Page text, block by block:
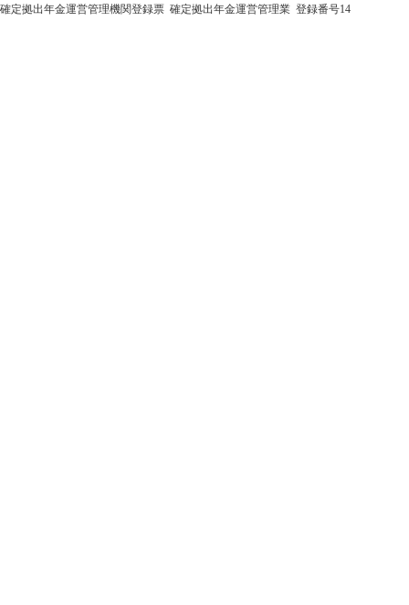
確定拠出年金運営管理機関登録票 確定拠出年金運営管理業 登録番号14